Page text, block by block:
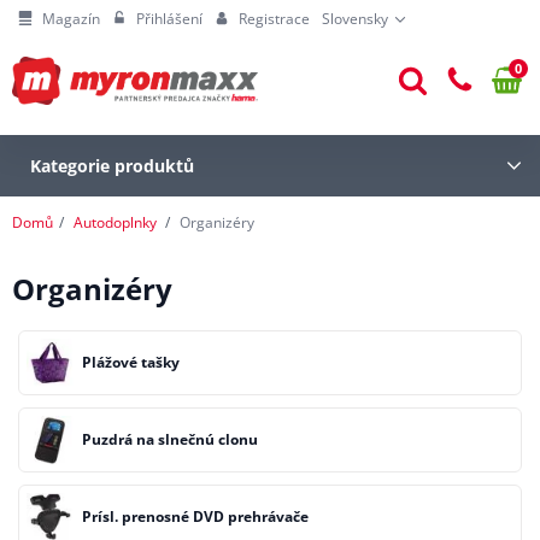
Magazín Přihlášení Registrace Slovensky
0
Kategorie produktů
Domů Autodoplnky Organizéry
Organizéry
Plážové tašky
Puzdrá na slnečnú clonu
Prísl. prenosné DVD prehrávače